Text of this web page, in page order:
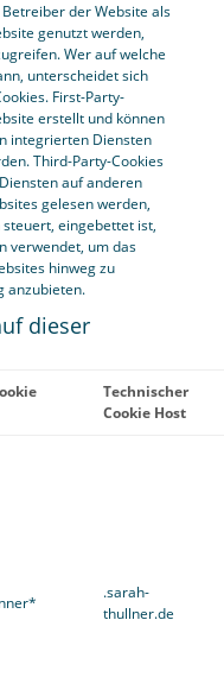
der Website als
genutzt werden,
Wer auf welche
unterscheidet sich
First-Party-
erstellt und können
integrierten Diensten
Third-Party-Cookies
auf anderen
gelesen werden,
eingebettet ist,
verwendet, um das
hinweg zu
anzubieten.
dieser
Technischer
Cookie Host
.sarah-
thullner.de